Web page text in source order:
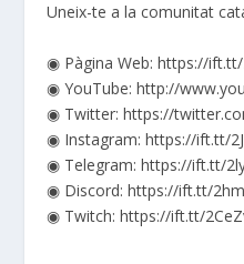
Uneix-te a la comunitat
◉ Pàgina Web: https://ift.tt/
◉ YouTube: http://
◉ Twitter: https://
◉ Instagram: https://ift.tt/
◉ Telegram: https://ift.tt/
◉ Discord: https://ift.tt/
◉ Twitch: https://ift.tt/